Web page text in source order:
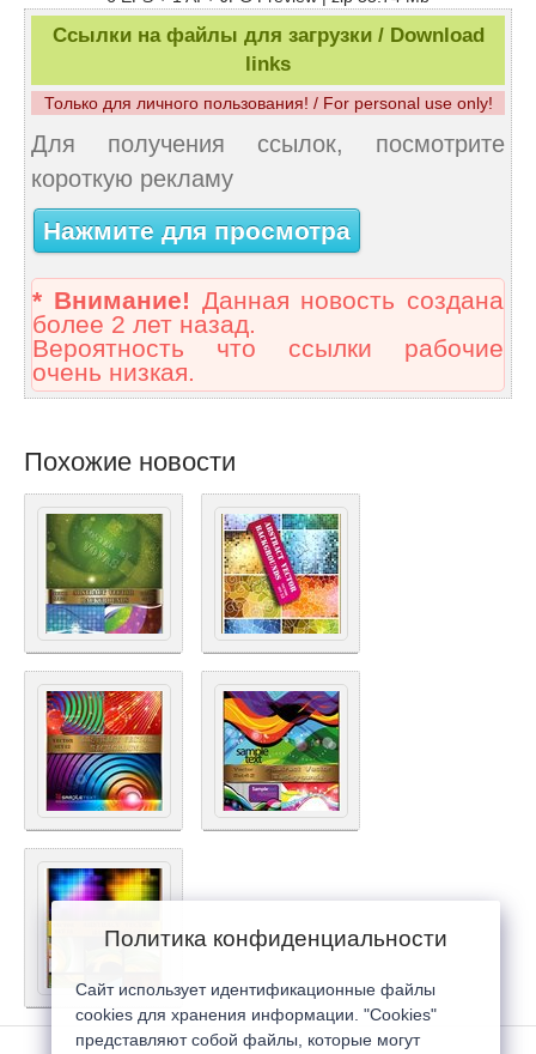
Ссылки на файлы для загрузки / Download
links
Только для личного пользования! / For personal use only!
Для получения ссылок, посмотрите
короткую рекламу
Нажмите для просмотра
* Внимание! Данная новость создана
более 2 лет назад.
Вероятность что ссылки рабочие
очень низкая.
Похожие новости
Политика конфиденциальности
Сайт использует идентификационные файлы
cookies для хранения информации. "Cookies"
представляют собой файлы, которые могут